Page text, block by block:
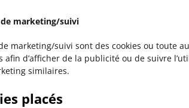
de marketing/suivi
marketing/suivi sont des cookies ou toute
afin d’afficher de la publicité ou de suivre
similaires.
placés